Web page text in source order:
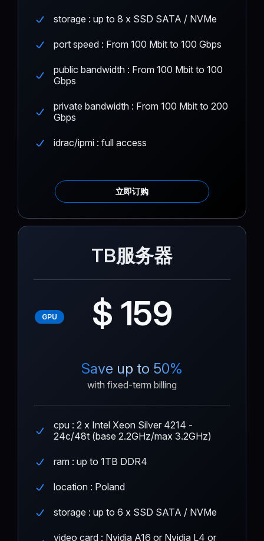
storage : up to 8 x SSD SATA / NVMe
port speed : From 100 Mbit to 100 Gbps
public bandwidth : From 100 Mbit to 100
Gbps
private bandwidth : From 100 Mbit to 200
Gbps
idrac/ipmi : full access
立即订购
TB服务器
GPU $ 159
Save up to 50%
with fixed-term billing
cpu : 2 x Intel Xeon Silver 4214 -
24c/48t (base 2.2GHz/max 3.2GHz)
ram : up to 1TB DDR4
location : Poland
storage : up to 6 x SSD SATA / NVMe
video card : Nvidia A16 or Nvidia L4 or